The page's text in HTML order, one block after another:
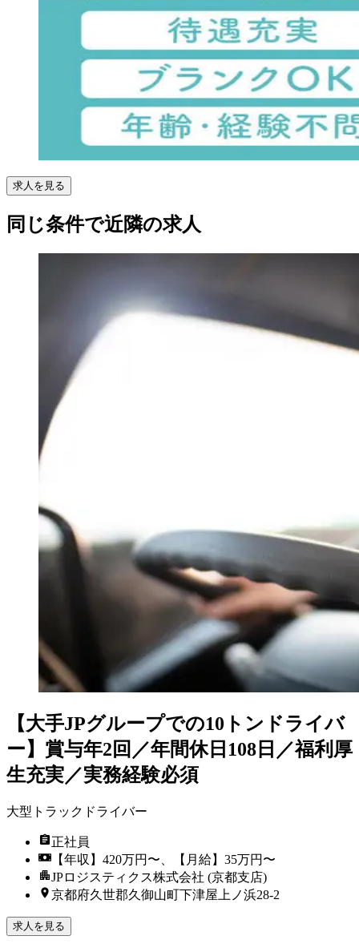
求人を見る
同じ条件で近隣の求人
【大手JPグループでの10トンドライバ
ー】賞与年2回／年間休日108日／福利厚
生充実／実務経験必須
大型トラックドライバー
正社員
【年収】420万円〜、【月給】35万円〜
JPロジスティクス株式会社 (京都支店)
京都府久世郡久御山町下津屋上ノ浜28-2
求人を見る